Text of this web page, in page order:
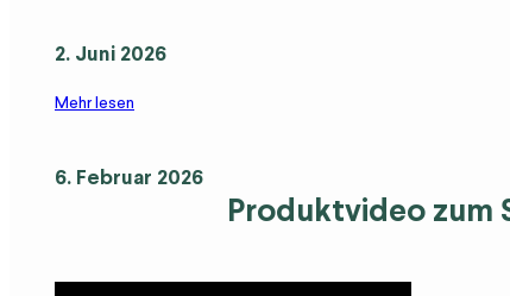
2. Juni 2026
Mehr lesen
6. Februar 2026
Produktvideo zum